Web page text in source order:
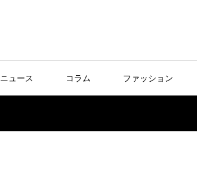
ニュース コラム ファッション